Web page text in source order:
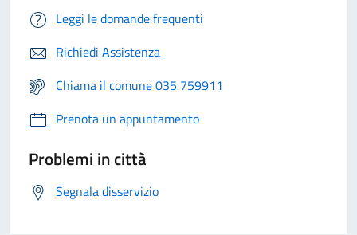
Leggi le domande frequenti
Richiedi Assistenza
Chiama il comune 035 759911
Prenota un appuntamento
Problemi in città
Segnala disservizio